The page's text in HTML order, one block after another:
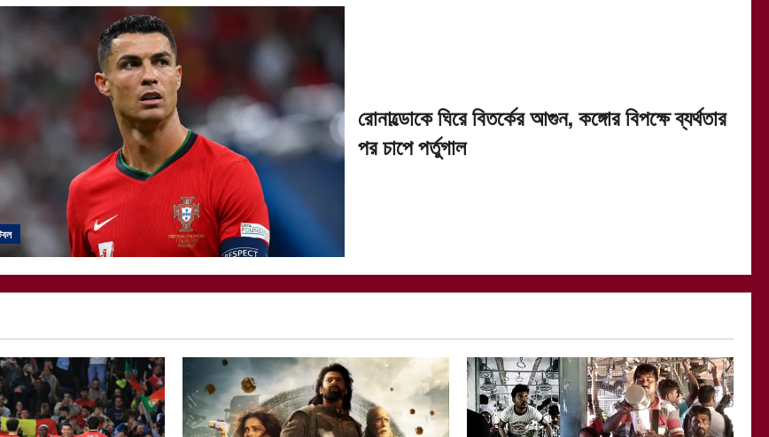
রোনাল্ডোকে ঘিরে বিতর্কের আগুন, কঙ্গোর বিপক্ষে ব্যর্থতার
পর চাপে পর্তুগাল